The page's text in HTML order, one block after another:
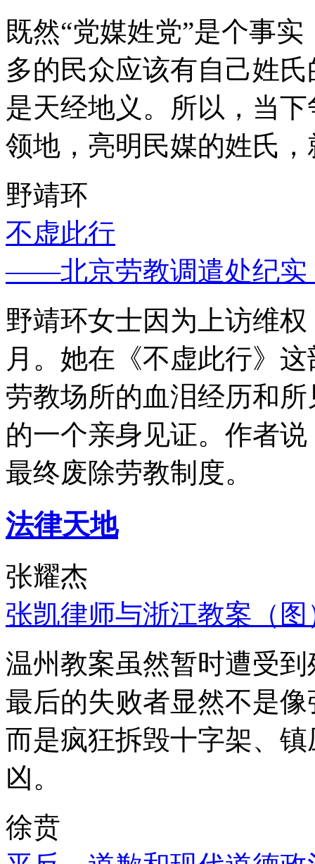
既然“党媒姓党”是个事
多的民众应该有自己姓
是天经地义。所以，当
领地，亮明民媒的姓氏
野靖环
不虚此行
——北京劳教调遣处纪实
野靖环女士因为上访维
月。她在《不虚此行》
劳教场所的血泪经历和
的一个亲身见证。作者
最终废除劳教制度。
法律天地
张耀杰
张凯律师与浙江教案（图
温州教案虽然暂时遭受
最后的失败者显然不是
而是疯狂拆毁十字架、
凶。
徐贲